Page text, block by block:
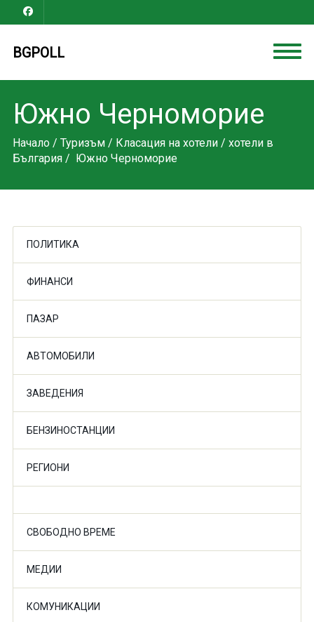
BGPOLL
Южно Черноморие
Начало/ Туризъм/ Класация на хотели/ хотели в
България/ Южно Черноморие
ПОЛИТИКА
ФИНАНСИ
ПАЗАР
АВТОМОБИЛИ
ЗАВЕДЕНИЯ
БЕНЗИНОСТАНЦИИ
РЕГИОНИ
СВОБОДНО ВРЕМЕ
МЕДИИ
КОМУНИКАЦИИ